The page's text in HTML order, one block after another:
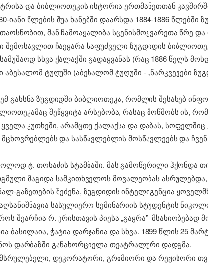
და ბიბლიოთეკის ისტორია ერთმანეთთან
წლების შუა ხანებში დაარსდა 1884-1886 წლებში
მან ჩამოაყალიბა სცენისმოყვარეთა წრე
შემოსავლით ჩაეყარა საფუძველი ზუგდიდის
სხვა ქალაქში გადაყვანას (რაც 1886 წელს
ტუღუში (აბესალომ ტუღუში - „ნარკვევები
გახსნა ზუგდიდში ბიბლიოთეკა, რომლის შესახებ
შეწყვიტა არსებობა, რასაც მოწმობს ის,
კუთხეში, არამცთუ ქალაქსა და დაბას, სოფელშიც
და სასწავლებლის მოსწავლეებს და ჩვენ
ტ. თოხაძის სტამბაში. მას გამოწერილი ჰქონდა
მაგიდა სამკითხველოს მოვალეობას ასრულებდა,
გაზეთების შეძენა, ზუგდიდის ინტელიგენცია
სასულიერო სემინარიის სტუდენტის
შეარჩია რ. ერისთავის პიესა „გაყრა”, მსახიობებად
ბასილაია, ჭატია დარჯანია და სხვა. 1899 წლის 25
დარბაზში განახორციელა თეატრალური დადგმა.
დეკორატორი, გრიმიორი და რეჟისორი